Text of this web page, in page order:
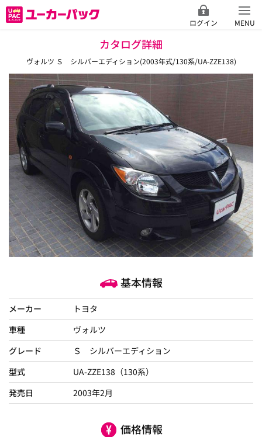
ログイン MENU
カタログ詳細
ヴォルツ Ｓ シルバーエディション(2003年式/130系/UA-ZZE138)
基本情報
メーカー
トヨタ
車種
ヴォルツ
グレード
Ｓ シルバーエディション
型式
UA-ZZE138（130系）
発売日
2003年2月
価格情報